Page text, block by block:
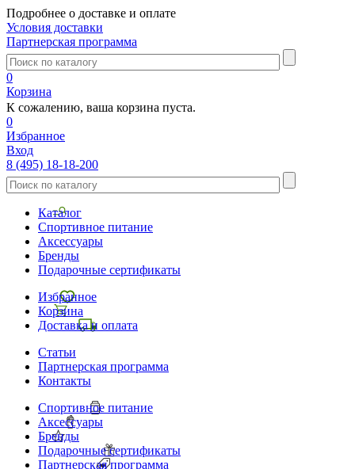
Подробнее о доставке и оплате
Условия доставки
Партнерская программа
0
Корзина
К сожалению, ваша корзина пуста.
0
Избранное
Вход
8 (495) 18-18-200
Каталог
Спортивное питание
Аксессуары
Бренды
Подарочные сертификаты
Избранное
Корзина
Доставка и оплата
Статьи
Партнерская программа
Контакты
Спортивное питание
Аксессуары
Бренды
Подарочные сертификаты
Партнерская программа